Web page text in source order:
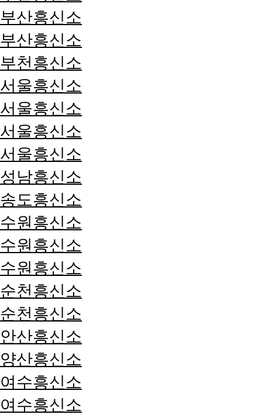
부산흥신소
부산흥신소
부천흥신소
서울흥신소
서울흥신소
서울흥신소
서울흥신소
성남흥신소
송도흥신소
수원흥신소
수원흥신소
수원흥신소
순천흥신소
순천흥신소
안산흥신소
양산흥신소
여수흥신소
여수흥신소